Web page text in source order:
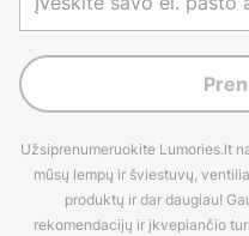
Užsiprenumeruokite Lumories.lt
mūsų lempų ir šviestuvų,
produktų ir dar daugiau!
rekomendacijų ir įkvepiančio